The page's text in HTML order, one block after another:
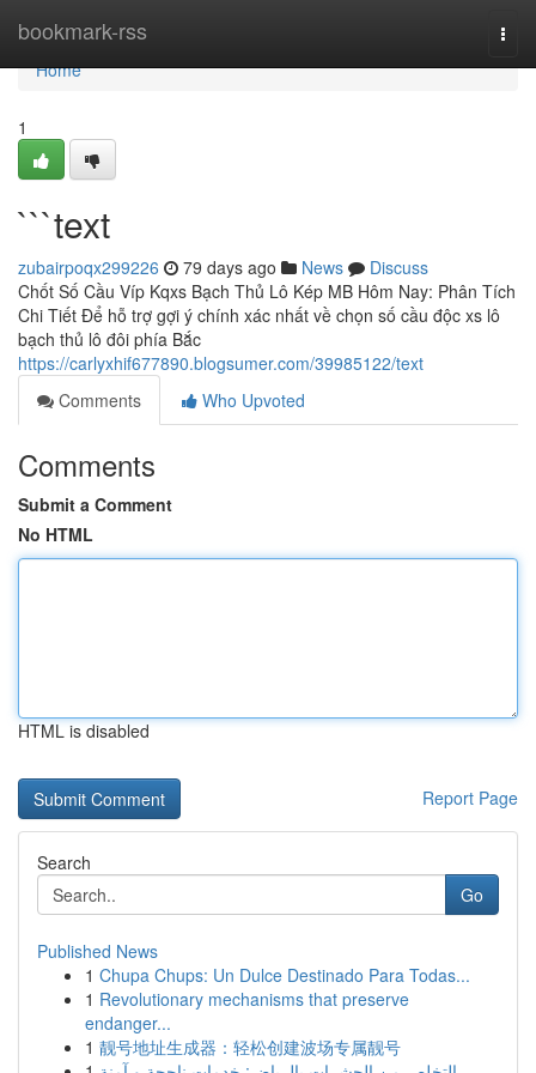
bookmark-rss
Home
Home
1
```text
zubairpoqx299226 79 days ago News
Discuss
Chốt Số Cầu Víp Kqxs Bạch Thủ Lô Kép MB Hôm Nay: Phân Tích
Chi Tiết Để hỗ trợ gợi ý chính xác nhất về chọn số cầu độc xs lô
bạch thủ lô đôi phía Bắc
https://carlyxhif677890.blogsumer.com/39985122/text
Comments
Who Upvoted
Comments
Submit a Comment
No HTML
HTML is disabled
Report Page
Search
Go
Published News
1 Chupa Chups: Un Dulce Destinado Para Todas...
1 Revolutionary mechanisms that preserve
endanger...
1 靓号地址生成器：轻松创建波场专属靓号